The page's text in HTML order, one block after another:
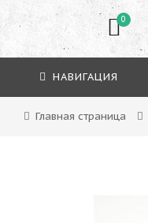
0
НАВИГАЦИЯ
Главная страница